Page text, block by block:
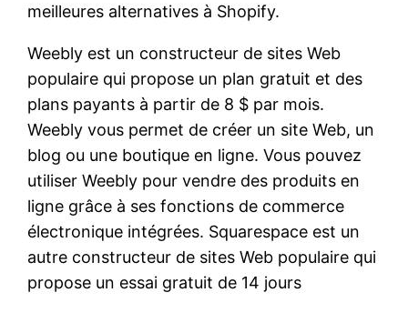
meilleures alternatives à Shopify.
Weebly est un constructeur de sites Web
populaire qui propose un plan gratuit et des
plans payants à partir de 8 $ par mois.
Weebly vous permet de créer un site Web, un
blog ou une boutique en ligne. Vous pouvez
utiliser Weebly pour vendre des produits en
ligne grâce à ses fonctions de commerce
électronique intégrées. Squarespace est un
autre constructeur de sites Web populaire qui
propose un essai gratuit de 14 jours